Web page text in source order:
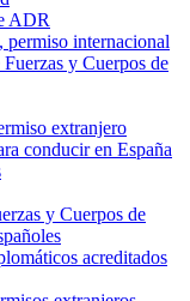
ADR
permiso internacional
y Cuerpos de
extranjero
conducir en España
y Cuerpos de
acreditados